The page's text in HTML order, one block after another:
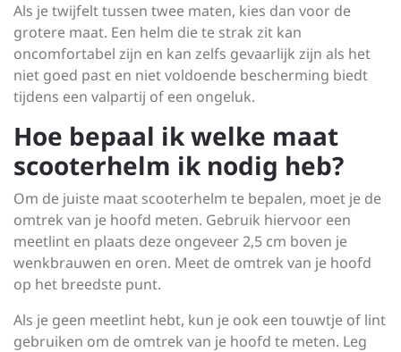
Als je twijfelt tussen twee maten, kies dan voor de
grotere maat. Een helm die te strak zit kan
oncomfortabel zijn en kan zelfs gevaarlijk zijn als het
niet goed past en niet voldoende bescherming biedt
tijdens een valpartij of een ongeluk.
Hoe bepaal ik welke maat
scooterhelm ik nodig heb?
Om de juiste maat scooterhelm te bepalen, moet je de
omtrek van je hoofd meten. Gebruik hiervoor een
meetlint en plaats deze ongeveer 2,5 cm boven je
wenkbrauwen en oren. Meet de omtrek van je hoofd
op het breedste punt.
Als je geen meetlint hebt, kun je ook een touwtje of lint
gebruiken om de omtrek van je hoofd te meten. Leg